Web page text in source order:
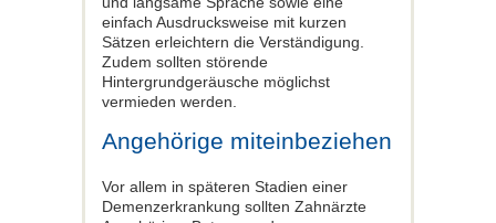
einfach Ausdrucksweise mit kurzen
Sätzen erleichtern die Verständigung.
Zudem sollten störende
Hintergrundgeräusche möglichst
vermieden werden.
Angehörige miteinbeziehen
Vor allem in späteren Stadien einer
Demenzerkrankung sollten Zahnärzte